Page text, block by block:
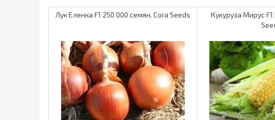
Лук Еленка F1 250 000 семян. Cora Seeds
Кукуруза Мирус